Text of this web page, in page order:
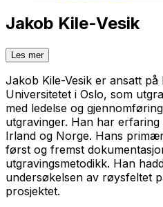
Jakob Kile-Vesik
Les mer
Jakob Kile-Vesik er ansatt
Universitetet i Oslo, som
med ledelse og
utgravinger. Han har
Irland og Norge. Hans
først og fremst
utgravingsmetodikk. Han
undersøkelsen av røysfeltet
prosjektet.